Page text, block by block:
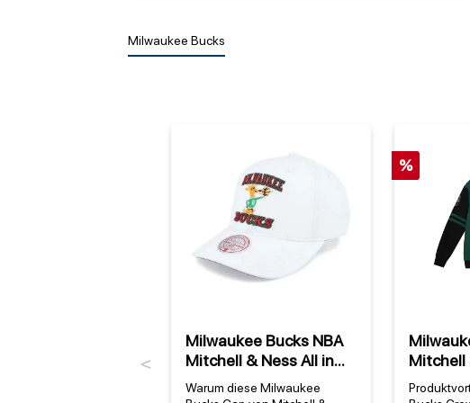
Milwaukee Bucks
Previous
Milwaukee Bucks NBA
Mitchell & Ness All in
Pro Snapback HWC
Warum diese Milwaukee
%
Mitchell
Crew